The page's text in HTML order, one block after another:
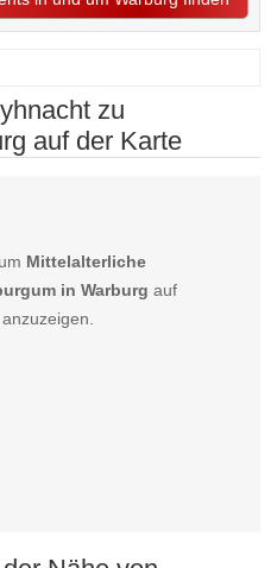
zu
auf der Karte
Mittelalterliche
in Warburg auf